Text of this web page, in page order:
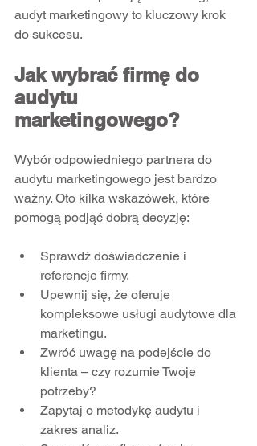
audyt marketingowy to kluczowy krok
do sukcesu.
Jak wybrać firmę do
audytu
marketingowego?
Wybór odpowiedniego partnera do
audytu marketingowego jest bardzo
ważny. Oto kilka wskazówek, które
pomogą podjąć dobrą decyzję:
Sprawdź doświadczenie i
referencje firmy.
Upewnij się, że oferuje
kompleksowe usługi audytowe dla
marketingu.
Zwróć uwagę na podejście do
klienta – czy rozumie Twoje
potrzeby?
Zapytaj o metodykę audytu i
zakres analiz.